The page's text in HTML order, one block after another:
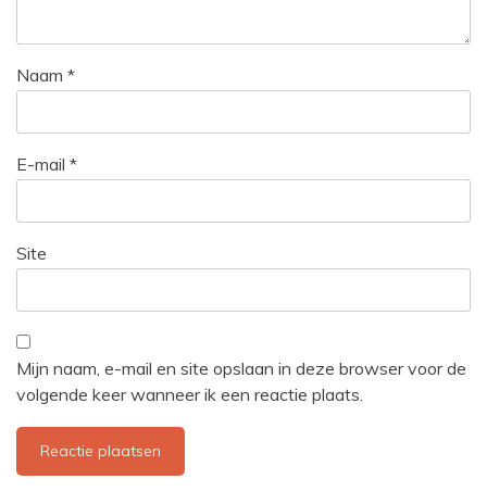
Naam *
E-mail *
Site
Mijn naam, e-mail en site opslaan in deze browser voor de
volgende keer wanneer ik een reactie plaats.